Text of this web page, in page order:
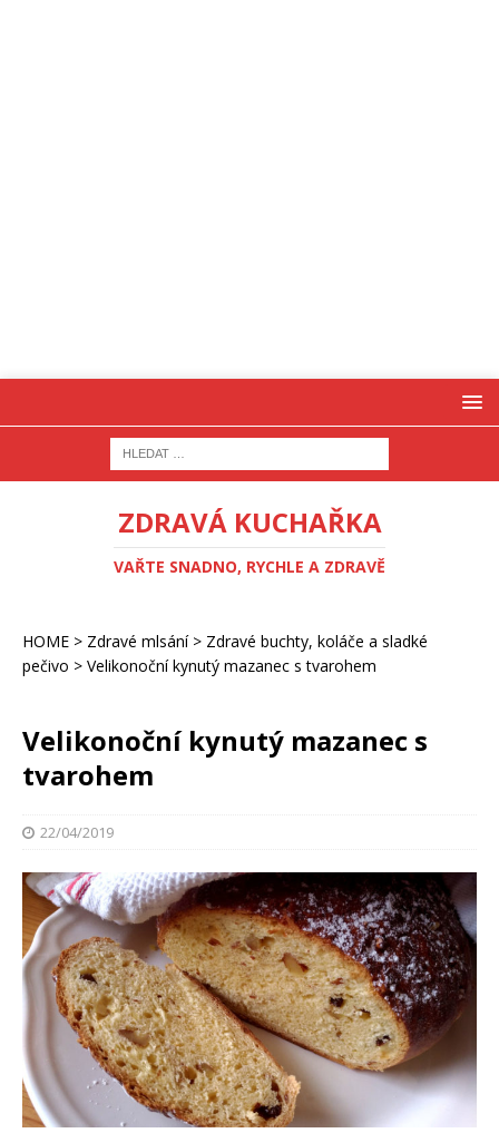
ZDRAVÁ KUCHAŘKA
VAŘTE SNADNO, RYCHLE A ZDRAVĚ
HOME > Zdravé mlsání> Zdravé buchty, koláče a sladké
pečivo > Velikonoční kynutý mazanec s tvarohem
Velikonoční kynutý mazanec s
tvarohem
22/04/2019